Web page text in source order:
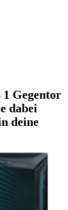
1 Gegentor
dabei
deine